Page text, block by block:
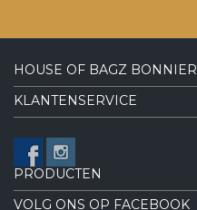
HOUSE OF BAGZ
KLANTENSERVICE
PRODUCTEN
VOLG ONS OP FACEBOOK